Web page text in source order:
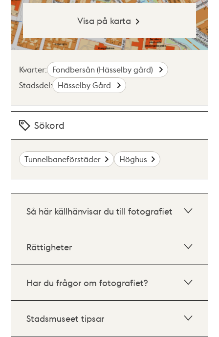
Visa på karta
Kvarter: Fondbersån (Hässelby gård)
Stadsdel: Hässelby Gård
Sökord
Tunnelbaneförstäder Höghus
Så här källhänvisar du till fotografiet
Rättigheter
Har du frågor om fotografiet?
Stadsmuseet tipsar